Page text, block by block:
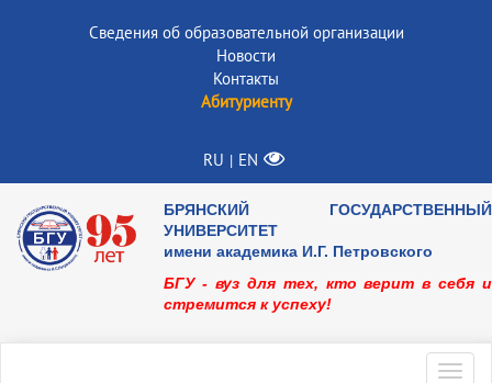
Сведения об образовательной организации
Новости
Контакты
Абитуриенту
RU | EN
БРЯНСКИЙ ГОСУДАРСТВЕННЫЙ
УНИВЕРСИТЕТ
имени академика И.Г. Петровского
БГУ - вуз для тех, кто верит в себя и
стремится к успеху!